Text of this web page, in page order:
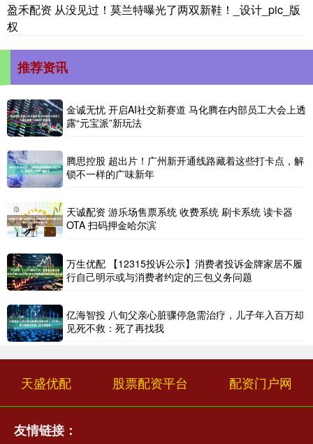
盈禾配资 从没见过！莫兰特曝光了两双新鞋！_设计_pic_版
权
推荐资讯
金诚无忧 开启AI社交新赛道 马化腾在内部员工大会上透
露“元宝派”新玩法
腾思控股 超出片！广州新开通线路藏着这些打卡点，解
锁不一样的广味新年
天诚配资 游乐场售票系统 收费系统 刷卡系统 读卡器
OTA 扫码押金哈尔滨
万生优配 【12315投诉公示】消费者投诉金牌家居不履
行自己明示或与消费者约定的三包义务问题
亿海智投 八旬父亲心脏骤停急需治疗，儿子年入百万却
见死不救：死了再找我
天盛优配 股票配资平台 配资门户网
友情链接：